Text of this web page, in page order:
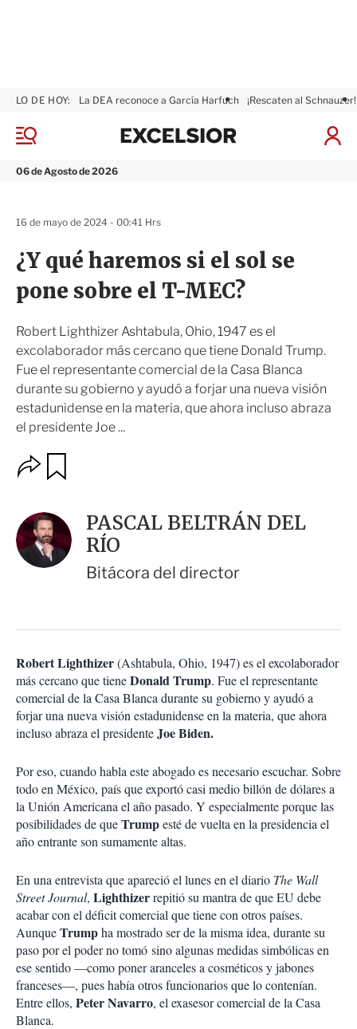
M
n
06 de Agosto de 2026
LO DE HOY: La DEA reconoce a García Harfuch ¡Rescaten al Schnauzer!
I
x
¿Y qué haremos si el sol se
pone sobre el T-MEC?
Robert Lighthizer Ashtabula, Ohio, 1947 es el
excolaborador más cercano que tiene Donald Trump.
Fue el representante comercial de la Casa Blanca
durante su gobierno y ayudó a forjar una nueva visión
estadunidense en la materia, que ahora incluso abraza
el presidente Joe ...
16 de mayo de 2024 - 00:41 Hrs
O
p
o
n
e
s
o
a
r
t
i
r
a
r
PASCAL BELTRÁN DEL
RÍO
Bitácora del director
Robert Lighthizer(Ashtabula, Ohio, 1947) es el excolaborador
más cercano que tieneDonald Trump. Fue el representante
comercial de la Casa Blanca durante su gobierno y ayudó a
forjar una nueva visión estadunidense en la materia, que ahora
incluso abraza el presidenteJoe Biden.
Por eso, cuando habla este abogado es necesario escuchar. Sobre
todo en México, país que exportó casi medio billón de dólares a
la Unión Americana el año pasado. Y especialmente porque las
posibilidades de queTrumpesté de vuelta en la presidencia el
año entrante son sumamente altas.
En una entrevista que apareció el lunes en el diario The Wall
Street Journal, Lighthizerrepitió su mantra de que EU debe
acabar con el déficit comercial que tiene con otros países.
AunqueTrumpha mostrado ser de la misma idea, durante su
paso por el poder no tomó sino algunas medidas simbólicas en
ese sentido —como poner aranceles a cosméticos y jabones
franceses—, pues había otros funcionarios que lo contenían.
Entre ellos, Peter Navarro, el exasesor comercial de la Casa
Blanca.